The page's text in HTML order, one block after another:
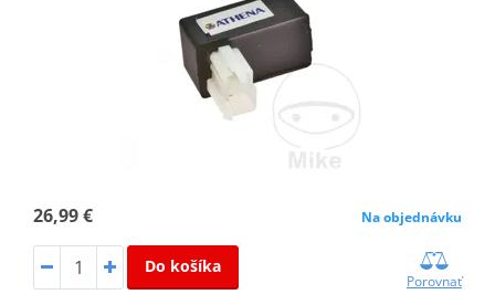
26,99 € Na objednávku
Do košíka
Porovnať